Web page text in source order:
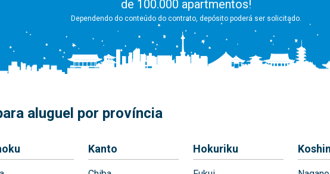
de 100.000 apartmentos!
Dependendo do conteúdo do contrato, depósito poderá ser solicitado.
aluguel por província
Kanto Hokuriku